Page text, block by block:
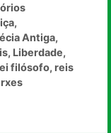
,
Antiga,
, Liberdade,
filósofo, reis